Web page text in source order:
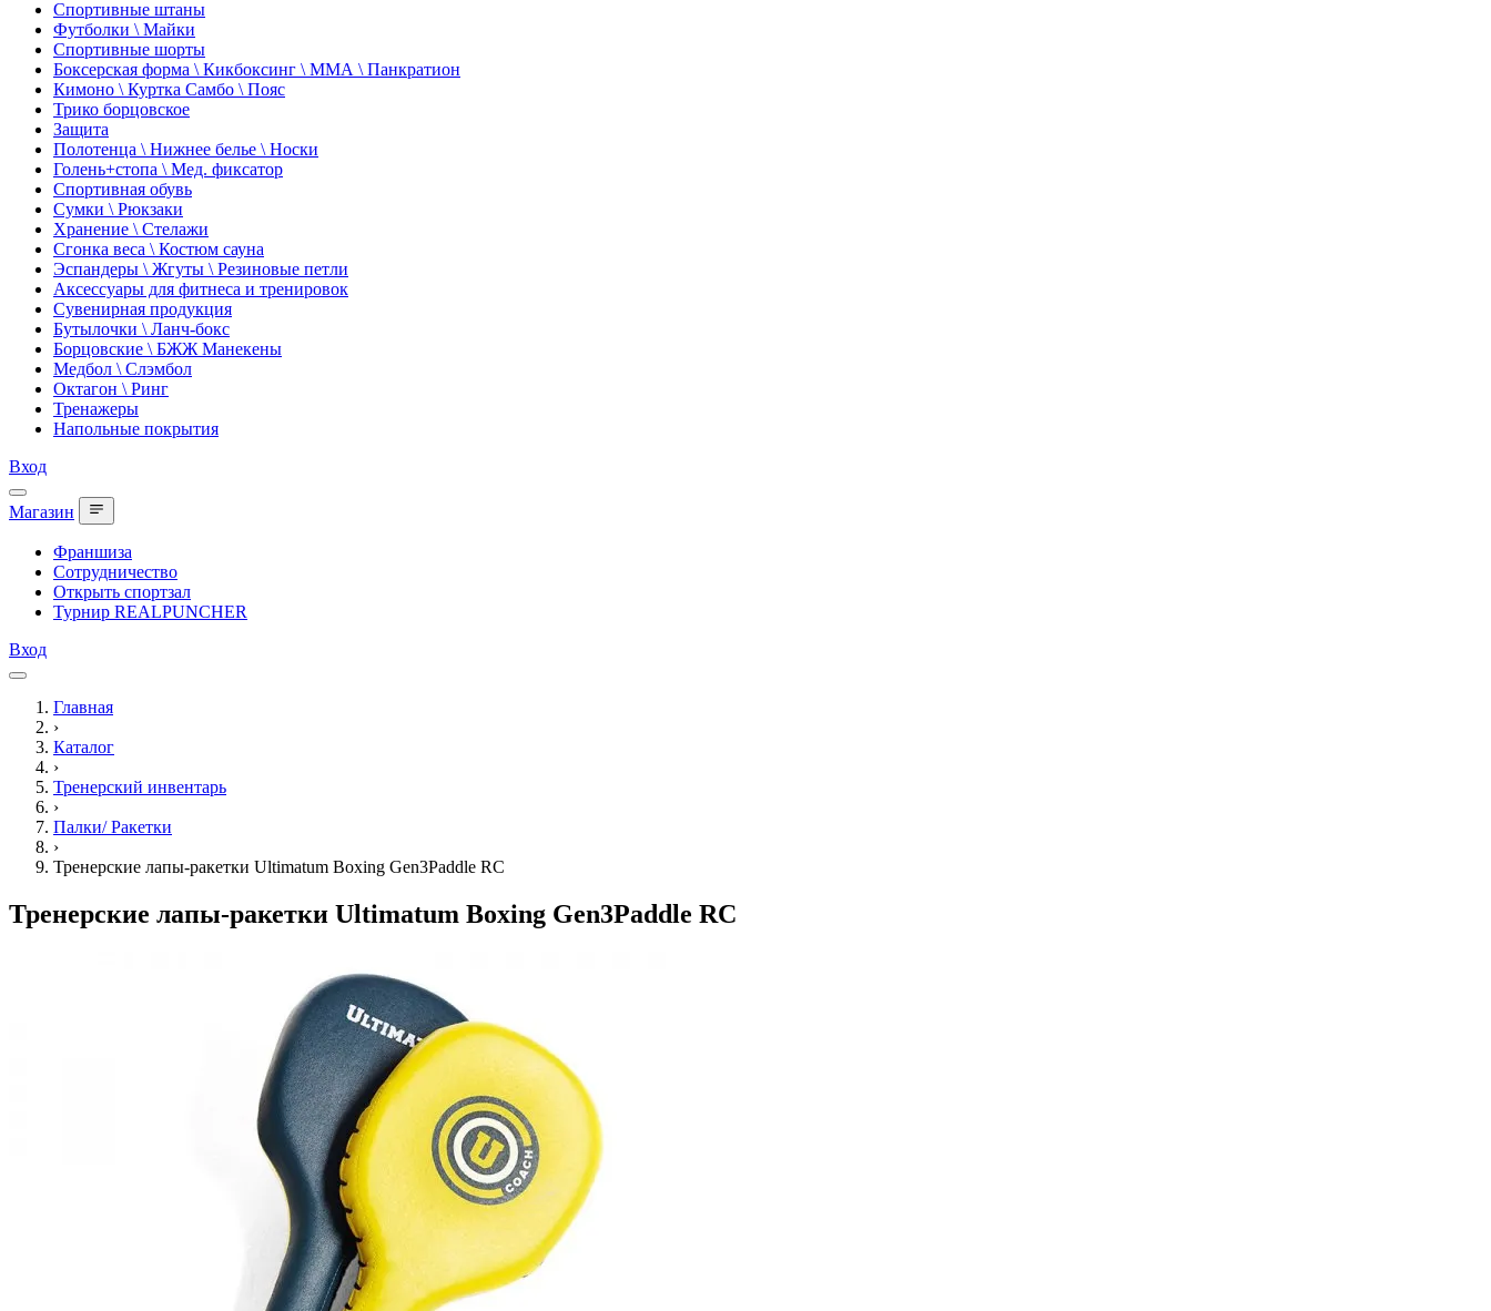
Спортивные штаны
Футболки \ Майки
Спортивные шорты
Боксерская форма \ Кикбоксинг \ ММА \ Панкратион
Кимоно \ Куртка Самбо \ Пояс
Трико борцовское
Защита
Полотенца \ Нижнее белье \ Носки
Голень+стопа \ Мед. фиксатор
Спортивная обувь
Сумки \ Рюкзаки
Хранение \ Стелажи
Сгонка веса \ Костюм сауна
Эспандеры \ Жгуты \ Резиновые петли
Аксессуары для фитнеса и тренировок
Сувенирная продукция
Бутылочки \ Ланч-бокс
Борцовские \ БЖЖ Манекены
Медбол \ Слэмбол
Октагон \ Ринг
Тренажеры
Напольные покрытия
Вход
Магазин
Франшиза
Сотрудничество
Открыть спортзал
Турнир REALPUNCHER
Вход
Главная
›
Каталог
›
Тренерский инвентарь
›
Палки/ Ракетки
›
Тренерские лапы-ракетки Ultimatum Boxing Gen3Paddle RC
Тренерские лапы-ракетки Ultimatum Boxing Gen3Paddle RC